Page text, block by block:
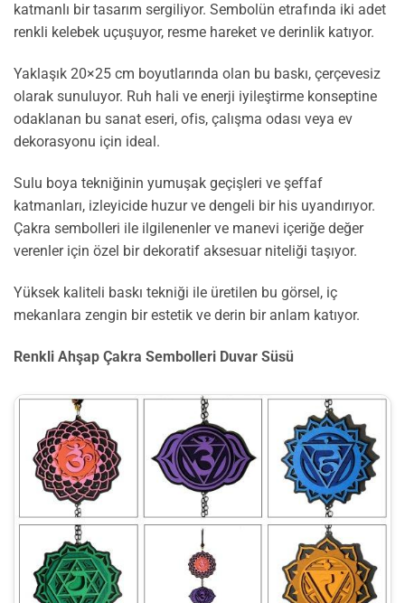
katmanlı bir tasarım sergiliyor. Sembolün etrafında iki adet
renkli kelebek uçuşuyor, resme hareket ve derinlik katıyor.
Yaklaşık 20×25 cm boyutlarında olan bu baskı, çerçevesiz
olarak sunuluyor. Ruh hali ve enerji iyileştirme konseptine
odaklanan bu sanat eseri, ofis, çalışma odası veya ev
dekorasyonu için ideal.
Sulu boya tekniğinin yumuşak geçişleri ve şeffaf
katmanları, izleyicide huzur ve dengeli bir his uyandırıyor.
Çakra sembolleri ile ilgilenenler ve manevi içeriğe değer
verenler için özel bir dekoratif aksesuar niteliği taşıyor.
Yüksek kaliteli baskı tekniği ile üretilen bu görsel, iç
mekanlara zengin bir estetik ve derin bir anlam katıyor.
Renkli Ahşap Çakra Sembolleri Duvar Süsü